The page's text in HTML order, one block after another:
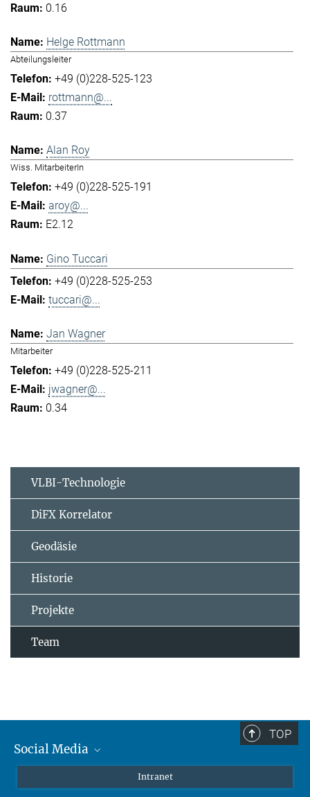
0.16
Helge Rottmann
Abteilungsleiter
+49 (0)228-525-123
rottmann@...
0.37
Alan Roy
Wiss. MitarbeiterIn
+49 (0)228-525-191
aroy@...
E2.12
Gino Tuccari
+49 (0)228-525-253
tuccari@...
Jan Wagner
Mitarbeiter
+49 (0)228-525-211
jwagner@...
0.34
VLBI-Technologie
DiFX Korrelator
Geodäsie
Historie
Projekte
Team
TOP
Social Media
Intranet